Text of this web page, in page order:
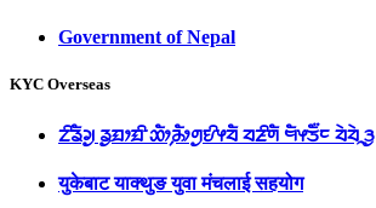
Government of Nepal
KYC Overseas
ᤁᤡᤕᤠᤆᤢ ᤕᤢᤀᤣᤀᤡ ᤑᤥ᤹ᤌᤥᤛᤢᤎᤡᤶᤔᤠ ᤔᤏᤡᤛᤠ ᤗᤠᤶᤍᤠ᤺ᤰ ᤔᤧᤔᤧᤳᤋᤢ
युकेबाट याक्थुङ युवा मंचलाई सहयोग